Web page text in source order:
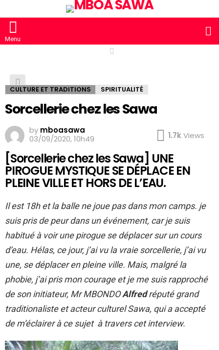
Menu
CULTURE ET TRADITIONS SPIRITUALITÉ
Sorcellerie chez les Sawa
by mboasawa
03/09/2020, 10h49
1.7kViews
[Sorcellerie chez les Sawa] UNE
PIROGUE MYSTIQUE SE DÉPLACE EN
PLEINE VILLE ET HORS DE L’EAU.
Il est 18h et la balle ne joue pas dans mon camps. je
suis pris de peur dans un événement, car je suis
habitué à voir une pirogue se déplacer sur un cours
d’eau. Hélas, ce jour, j’ai vu la vraie sorcellerie, j’ai vu
une, se déplacer en pleine ville. Mais, malgré la
phobie, j’ai pris mon courage et je me suis rapproché
de son initiateur, Mr MBONDO Alfredréputé grand
traditionaliste et acteur culturel Sawa, qui a accepté
de m’éclairer à ce sujet à travers cet interview.